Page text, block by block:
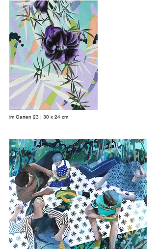
im Garten 23 | 30 x 24 cm